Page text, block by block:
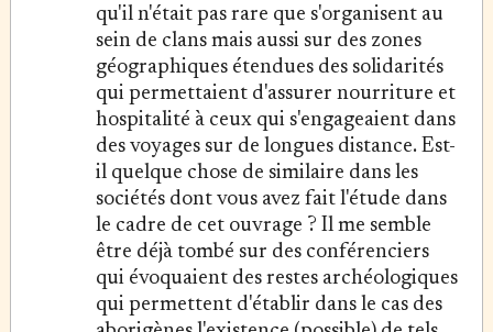
qu'il n'était pas rare que s'organisent au
sein de clans mais aussi sur des zones
géographiques étendues des solidarités
qui permettaient d'assurer nourriture et
hospitalité à ceux qui s'engageaient dans
des voyages sur de longues distance. Est-
il quelque chose de similaire dans les
sociétés dont vous avez fait l'étude dans
le cadre de cet ouvrage ? Il me semble
être déjà tombé sur des conférenciers
qui évoquaient des restes archéologiques
qui permettent d'établir dans le cas des